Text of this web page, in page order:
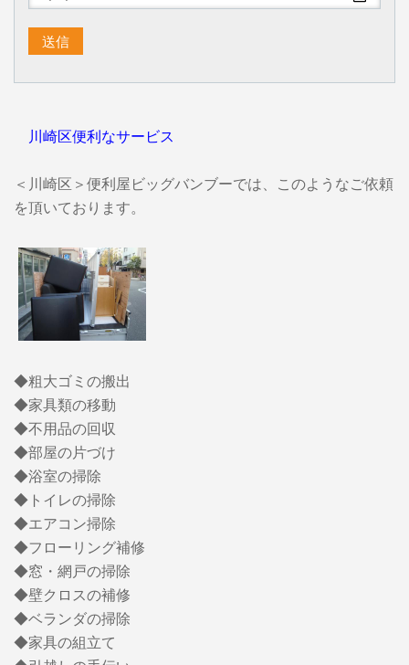
川崎区便利なサービス
＜川崎区＞便利屋ビッグバンブーでは、このようなご依頼
を頂いております。
◆粗大ゴミの搬出
◆家具類の移動
◆不用品の回収
◆部屋の片づけ
◆浴室の掃除
◆トイレの掃除
◆エアコン掃除
◆フローリング補修
◆窓・網戸の掃除
◆壁クロスの補修
◆ベランダの掃除
◆家具の組立て